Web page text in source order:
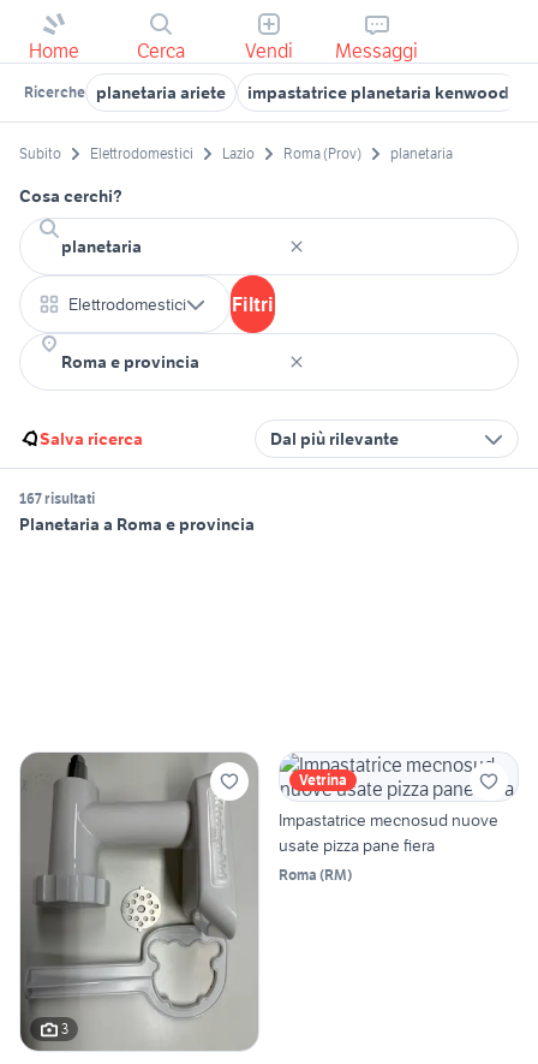
Home Cerca Vendi Messaggi
Ricerche planetaria ariete impastatrice planetaria kenwood
Subito Elettrodomestici Lazio Roma (Prov) planetaria
Cosa cerchi?
Elettrodomestici Filtri
Salva ricerca Dal più rilevante
167 risultati
Planetaria a Roma e provincia
3
Vetrina
Impastatrice mecnosud nuove
usate pizza pane fiera
Roma (RM)